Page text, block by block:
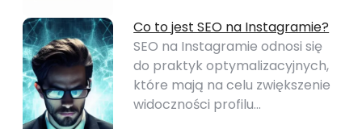
Co to jest SEO na Instagramie?
SEO na Instagramie odnosi się
do praktyk optymalizacyjnych,
które mają na celu zwiększenie
widoczności profilu…